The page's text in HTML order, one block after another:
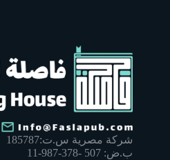
شركة مصرية س.ت:185787
ب.ض: 507 -378-987-11